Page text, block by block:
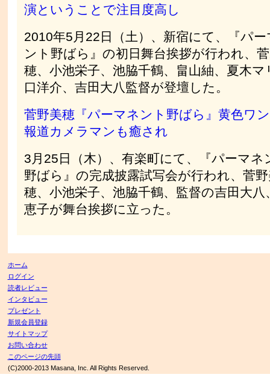
演ということで注目度高し
2010年5月22日（土）、新宿にて、『パー
ント野ばら』の初日舞台挨拶が行われ、
穂、小池栄子、池脇千鶴、畠山紬、夏木マ
口洋介、吉田大八監督が登壇した。
菅野美穂『パーマネント野ばら』黄色ワ
報道カメラマンも癒され
3月25日（木）、有楽町にて、『パーマネ
野ばら』の完成披露試写会が行われ、菅
穂、小池栄子、池脇千鶴、監督の吉田大八
恵子が舞台挨拶に立った。
ホーム
ログイン
読者レビュー
インタビュー
プレゼント
新規会員登録
サイトマップ
お問い合わせ
このページの先頭
(C)2000-2013 Masana, Inc. All Rights Reserved.